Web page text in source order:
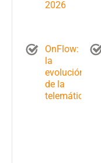
2026
OnFlow:
la
evolución
de la
telemática